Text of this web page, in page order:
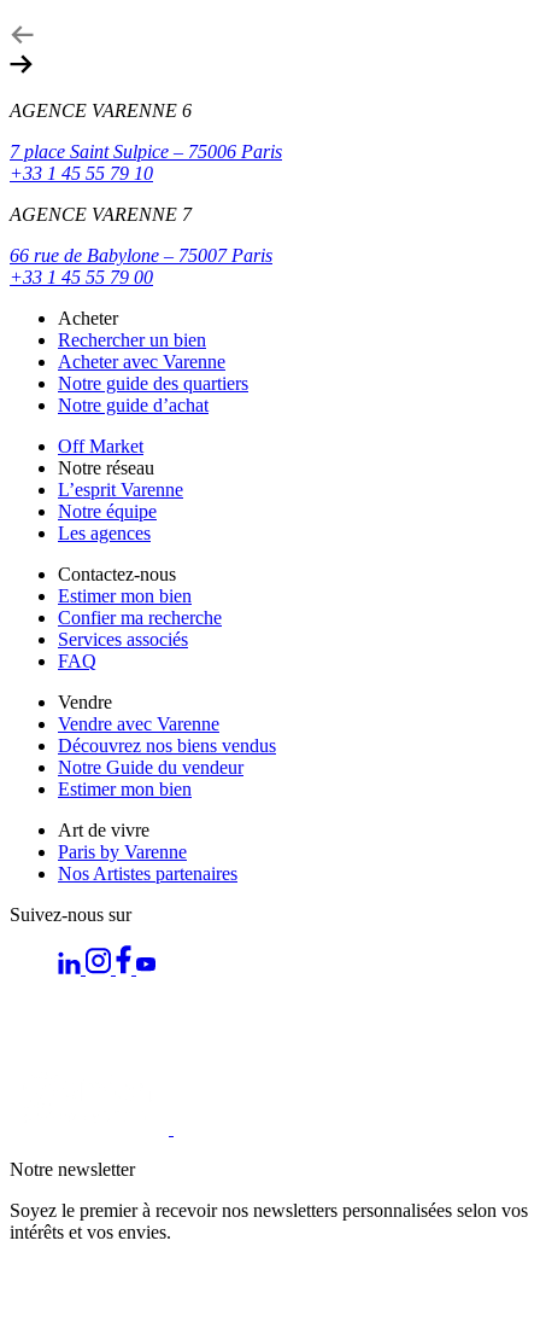
AGENCE VARENNE 6
7 place Saint Sulpice – 75006 Paris
+33 1 45 55 79 10
AGENCE VARENNE 7
66 rue de Babylone – 75007 Paris
+33 1 45 55 79 00
Acheter
Rechercher un bien
Acheter avec Varenne
Notre guide des quartiers
Notre guide d’achat
Off Market
Notre réseau
L’esprit Varenne
Notre équipe
Les agences
Contactez-nous
Estimer mon bien
Confier ma recherche
Services associés
FAQ
Vendre
Vendre avec Varenne
Découvrez nos biens vendus
Notre Guide du vendeur
Estimer mon bien
Art de vivre
Paris by Varenne
Nos Artistes partenaires
Suivez-nous sur
Notre newsletter
Soyez le premier à recevoir nos newsletters personnalisées selon vos
intérêts et vos envies.